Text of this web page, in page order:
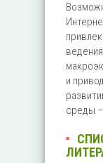
и
среды